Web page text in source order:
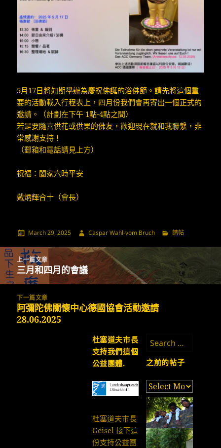
5月17日將如期舉辦為慶祝佛誕的浴佛節。請先將這個重
要的活動載入行程表上，四月份我們會再寄出一個正式的
邀請。（計劃在下午 1點-4點之間）
若是要隨喜供花或供果的佛友，歡迎現在就和我聯繫，非
常感謝支持！
（郵箱和電話請見上方）
祝福：闔家六時平安
戴炳輝合十（會長）
發
日
期:
March 29, 2025
作
Caspar Wahl-vom Bruch
分
請帖
Post
navigation
上一篇文章
上
篇
文
章:
三月和四月的會議
下一篇文章
下
一
阿彌陀佛關懷中心德國協會活動邀請
28.06.2025
Search
之前的帖子
之
前
的
帖
子
杜塞道夫市長
支持我們這個
公益團體.
杜塞道夫市長
Geisel 接下這
份支持公益團